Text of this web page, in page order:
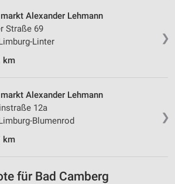
❯
Alexander Lehmann
Straße 69
Linter
km
❯
Alexander Lehmann
12a
Blumenrod
km
für Bad Camberg